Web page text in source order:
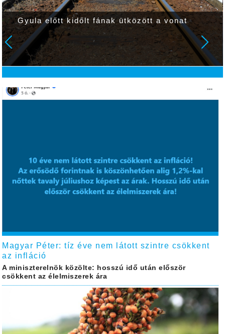
Gyula előtt kidőlt fának ütközött a vonat
Magyar Péter: tíz éve nem látott szintre csökkent
az infláció
A miniszterelnök közölte: hosszú idő után először
csökkent az élelmiszerek ára